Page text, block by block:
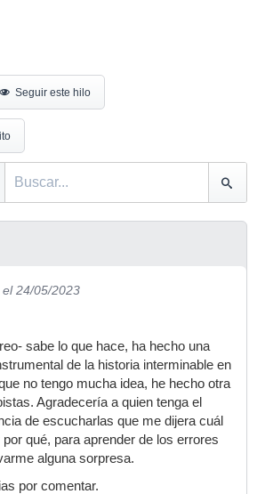
Seguir este hilo
el 24/05/2023
sabe lo que hace, ha hecho una
de la historia interminable en
no tengo mucha idea, he hecho otra
Agradecería a quien tenga el
de escucharlas que me dijera cuál
qué, para aprender de los errores
alguna sorpresa.
por comentar.